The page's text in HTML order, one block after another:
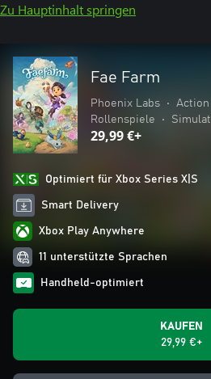
Zu Hauptinhalt springen
Fae Farm
Phoenix Labs • Action
Rollenspiele
•
29,99 €+
Optimiert für Xbox Series X|S
Smart Delivery
Xbox Play Anywhere
11 unterstützte Sprachen
Handheld-optimiert
KAUFEN
29,99 €+